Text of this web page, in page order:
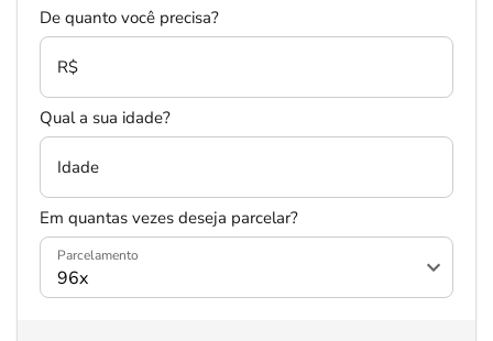
De quanto você precisa?
R$
Qual a sua idade?
Idade
Em quantas vezes deseja parcelar?
Parcelamento